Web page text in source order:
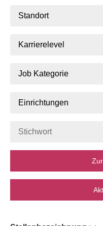
Standort
Karrierelevel
Job Kategorie
Einrichtungen